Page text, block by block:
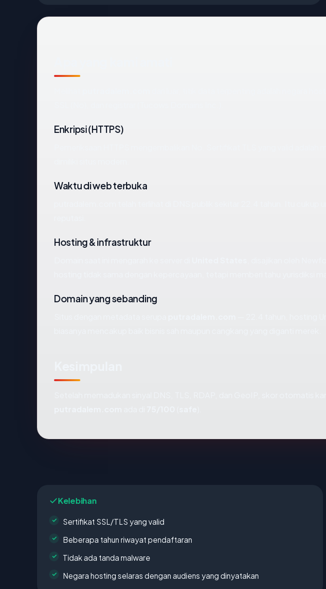
Enkripsi (HTTPS)
Waktu di web terbuka
Hosting & infrastruktur
Domain yang sebanding
Kelebihan
Sertifikat SSL/TLS yang valid
Beberapa tahun riwayat pendaftaran
Tidak ada tanda malware
Negara hosting selaras dengan audiens yang dinyatakan